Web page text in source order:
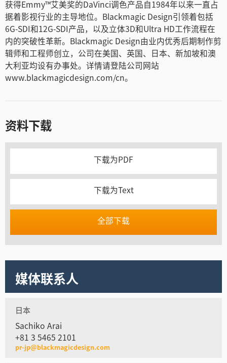
获得Emmy™艾美奖的DaVinci调色产品自1984年以来一直占
据着影视行业的主导地位。Blackmagic Design引领着包括
6G-SDI和12G-SDI产品，以及立体3D和Ultra HD工作流程在
内的突破性革新。Blackmagic Design由业内优秀后期制作剪
辑师和工程师创立，公司在美国、英国、日本、新加坡和澳
大利亚均设有办事处。详情请登陆公司网站
www.blackmagicdesign.com/cn。
资料下载
下载为PDF
下载为Text
全部下载
媒体联系人
日本
Sachiko Arai
+81 3 5465 2101
pr-jp@blackmagicdesign.com